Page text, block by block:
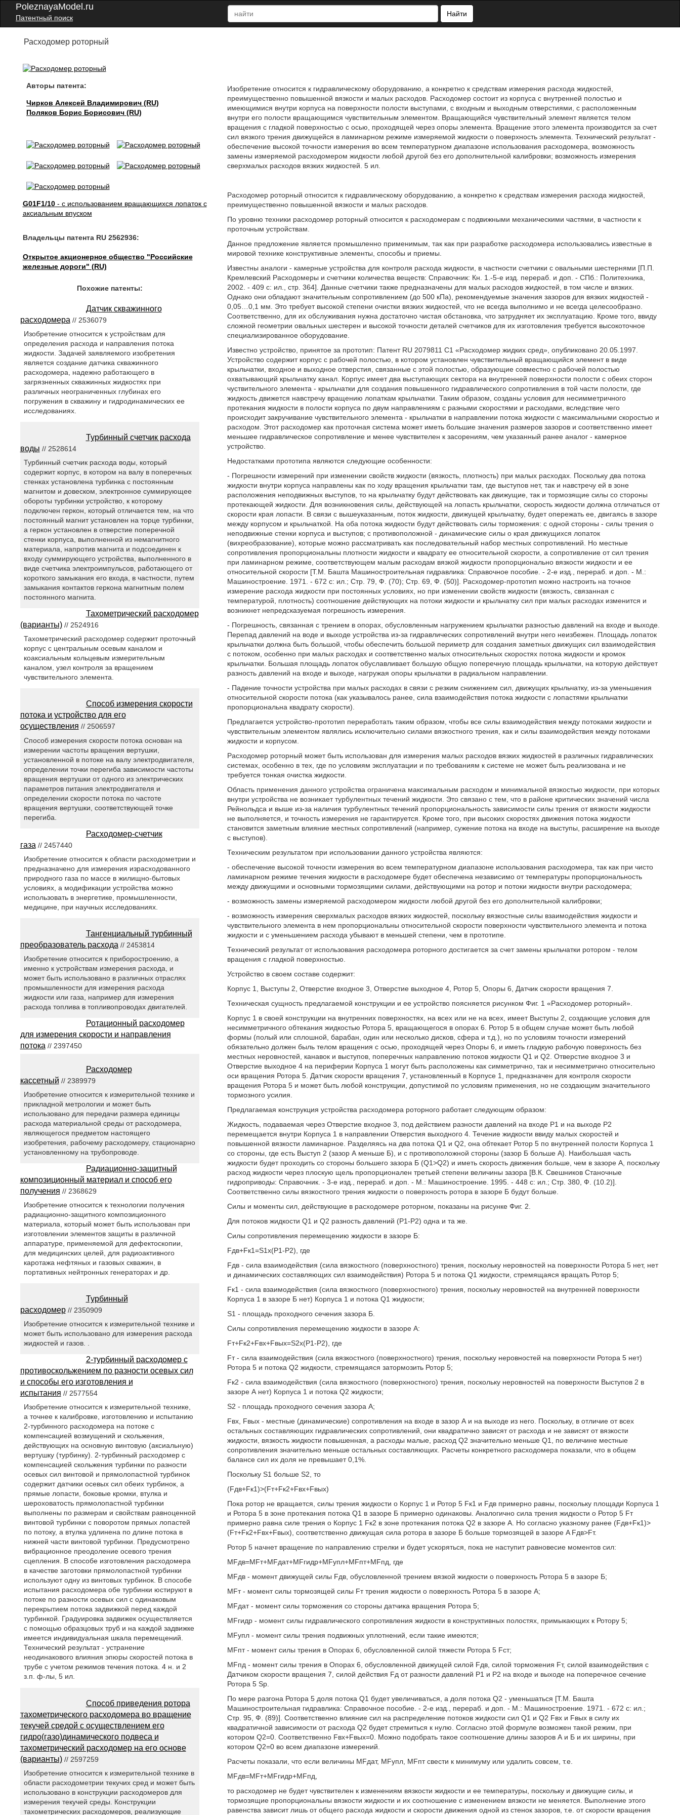
PoleznayaModel.ru
Патентный поиск
Найти
Расходомер роторный
Авторы патента:
Чирков Алексей Владимирович (RU)
Поляков Борис Борисович (RU)
G01F1/10- с использованием вращающихся лопаток с
аксиальным впуском
Владельцы патента RU 2562936:
Открытое акционерное общество "Российские
железные дороги" (RU)
Изобретение относится к гидравлическому оборудованию, а конкретно к средствам измерения расхода жидкостей,
преимущественно повышенной вязкости и малых расходов. Расходомер состоит из корпуса с внутренней полостью и
имеющимися внутри корпуса на поверхности полости выступами, с входным и выходным отверстиями, с расположенным
внутри его полости вращающимся чувствительным элементом. Вращающийся чувствительный элемент является телом
вращения с гладкой поверхностью с осью, проходящей через опоры элемента. Вращение этого элемента производится за счет
сил вязкого трения движущейся в ламинарном режиме измеряемой жидкости о поверхность элемента. Технический результат -
обеспечение высокой точности измерения во всем температурном диапазоне использования расходомера, возможность
замены измеряемой расходомером жидкости любой другой без его дополнительной калибровки; возможность измерения
сверхмалых расходов вязких жидкостей. 5 ил.
Расходомер роторный относится к гидравлическому оборудованию, а конкретно к средствам измерения расхода жидкостей,
преимущественно повышенной вязкости и малых расходов.
По уровню техники расходомер роторный относится к расходомерам с подвижными механическими частями, в частности к
проточным устройствам.
Данное предложение является промышленно применимым, так как при разработке расходомера использовались известные в
мировой технике конструктивные элементы, способы и приемы.
Известны аналоги - камерные устройства для контроля расхода жидкости, в частности счетчики с овальными шестернями [П.П.
Кремлевский Расходомеры и счетчики количества веществ: Справочник: Кн. 1.-5-e изд. перераб. и доп. - СПб.: Политехника,
2002. - 409 с: ил., стр. 364]. Данные счетчики также предназначены для малых расходов жидкостей, в том числе и вязких.
Однако они обладают значительным сопротивлением (до 500 кПа), рекомендуемые значения зазоров для вязких жидкостей -
0,05…0,1 мм. Это требует высокой степени очистки вязких жидкостей, что не всегда выполнимо и не всегда целесообразно.
Соответственно, для их обслуживания нужна достаточно чистая обстановка, что затрудняет их эксплуатацию. Кроме того, ввиду
сложной геометрии овальных шестерен и высокой точности деталей счетчиков для их изготовления требуется высокоточное
специализированное оборудование.
Известно устройство, принятое за прототип: Патент RU 2079811 С1 «Расходомер жидких сред», опубликовано 20.05.1997.
Устройство содержит корпус с рабочей полостью, в котором установлен чувствительный вращающийся элемент в виде
крыльчатки, входное и выходное отверстия, связанные с этой полостью, образующие совместно с рабочей полостью
охватывающий крыльчатку канал. Корпус имеет два выступающих сектора на внутренней поверхности полости с обеих сторон
чуствительного элемента - крыльчатки для создания повышенного гидравлического сопротивления в той части полости, где
жидкость движется навстречу вращению лопаткам крыльчатки. Таким образом, созданы условия для несимметричного
протекания жидкости в полости корпуса по двум направлениям с разными скоростями и расходами, вследствие чего
происходит закручивание чувствительного элемента - крыльчатки в направлении потока жидкости с максимальными скоростью и
расходом. Этот расходомер как проточная система может иметь большие значения размеров зазоров и соответственно имеет
меньшее гидравлическое сопротивление и менее чувствителен к засорениям, чем указанный ранее аналог - камерное
устройство.
Недостатками прототипа являются следующие особенности:
- Погрешности измерений при изменении свойств жидкости (вязкость, плотность) при малых расходах. Поскольку два потока
жидкости внутри корпуса направлены как по ходу вращения крыльчатки там, где выступов нет, так и навстречу ей в зоне
расположения неподвижных выступов, то на крыльчатку будут действовать как движущие, так и тормозящие силы со стороны
протекающей жидкости. Для возникновения силы, действующей на лопасть крыльчатки, скорость жидкости должна отличаться от
скорости края лопасти. В связи с вышеуказанным, поток жидкости, движущей крыльчатку, будет опережать ее, двигаясь в зазоре
между корпусом и крыльчаткой. На оба потока жидкости будут действовать силы торможения: с одной стороны - силы трения о
неподвижные стенки корпуса и выступов; с противоположной - динамические силы о края движущихся лопаток
(вихреобразование), которые можно рассматривать как последовательный набор местных сопротивлений. Но местные
сопротивления пропорциональны плотности жидкости и квадрату ее относительной скорости, а сопротивление от сил трения
при ламинарном режиме, соответствующем малым расходам вязкой жидкости пропорционально вязкости жидкости и ее
относительной скорости [Т.М. Башта Машиностроительная гидравлика: Справочное пособие. - 2-е изд., перераб. и доп. - М.:
Машиностроение. 1971. - 672 с: ил.; Стр. 79, Ф. (70); Стр. 69, Ф. (50)]. Расходомер-прототип можно настроить на точное
измерение расхода жидкости при постоянных условиях, но при изменении свойств жидкости (вязкость, связанная с
температурой, плотность) соотношение действующих на потоки жидкости и крыльчатку сил при малых расходах изменится и
возникнет непредсказуемая погрешность измерения.
- Погрешность, связанная с трением в опорах, обусловленным нагружением крыльчатки разностью давлений на входе и выходе.
Перепад давлений на воде и выходе устройства из-за гидравлических сопротивлений внутри него неизбежен. Площадь лопаток
крыльчатки должна быть большой, чтобы обеспечить большой периметр для создания заметных движущих сил взаимодействия
с потоком, особенно при малых расходах и соответственно малых относительных скоростях потока жидкости и кромок
крыльчатки. Большая площадь лопаток обуславливает большую общую поперечную площадь крыльчатки, на которую действует
разность давлений на входе и выходе, нагружая опоры крыльчатки в радиальном направлении.
- Падение точности устройства при малых расходах в связи с резким снижением сил, движущих крыльчатку, из-за уменьшения
относительной скорости потока (как указывалось ранее, сила взаимодействия потока жидкости с лопастями крыльчатки
пропорциональна квадрату скорости).
Предлагается устройство-прототип переработать таким образом, чтобы все силы взаимодействия между потоками жидкости и
чувствительным элементом являлись исключительно силами вязкостного трения, как и силы взаимодействия между потоками
жидкости и корпусом.
Расходомер роторный может быть использован для измерения малых расходов вязких жидкостей в различных гидравлических
системах, особенно в тех, где по условиям эксплуатации и по требованиям к системе не может быть реализована и не
требуется тонкая очистка жидкости.
Область применения данного устройства ограничена максимальным расходом и минимальной вязкостью жидкости, при которых
внутри устройства не возникает турбулентных течений жидкости. Это связано с тем, что в районе критических значений числа
Рейнольдса и выше из-за наличия турбулентных течений пропорциональность зависимости силы трения от вязкости жидкости
не выполняется, и точность измерения не гарантируется. Кроме того, при высоких скоростях движения потока жидкости
становится заметным влияние местных сопротивлений (например, сужение потока на входе на выступы, расширение на выходе
с выступов).
Техническим результатом при использовании данного устройства являются:
- обеспечение высокой точности измерения во всем температурном диапазоне использования расходомера, так как при чисто
ламинарном режиме течения жидкости в расходомере будет обеспечена независимо от температуры пропорциональность
между движущими и основными тормозящими силами, действующими на ротор и потоки жидкости внутри расходомера;
- возможность замены измеряемой расходомером жидкости любой другой без его дополнительной калибровки;
- возможность измерения сверхмалых расходов вязких жидкостей, поскольку вязкостные силы взаимодействия жидкости и
чувствительного элемента в нем пропорциональны относительной скорости поверхности чувствительного элемента и потока
жидкости и с уменьшением расхода убывают в меньшей степени, чем в прототипе.
Технический результат от использования расходомера роторного достигается за счет замены крыльчатки ротором - телом
вращения с гладкой поверхностью.
Устройство в своем составе содержит:
Корпус 1, Выступы 2, Отверстие входное 3, Отверстие выходное 4, Ротор 5, Опоры 6, Датчик скорости вращения 7.
Техническая сущность предлагаемой конструкции и ее устройство поясняется рисунком Фиг. 1 «Расходомер роторный».
Корпус 1 в своей конструкции на внутренних поверхностях, на всех или не на всех, имеет Выступы 2, создающие условия для
несимметричного обтекания жидкостью Ротора 5, вращающегося в опорах 6. Ротор 5 в общем случае может быть любой
формы (полый или сплошной, барабан, один или несколько дисков, сфера и т.д.), но по условиям точности измерений
обязательно должен быль телом вращения с осью, проходящей через Опоры 6, и иметь гладкую рабочую поверхность без
местных неровностей, канавок и выступов, поперечных направлению потоков жидкости Q1 и Q2. Отверстие входное 3 и
Отверстие выходное 4 на периферии Корпуса 1 могут быть расположены как симметрично, так и несимметрично относительно
оси вращения Ротора 5. Датчик скорости вращения 7, установленный в Корпусе 1, предназначен для контроля скорости
вращения Ротора 5 и может быть любой конструкции, допустимой по условиям применения, но не создающим значительного
тормозного усилия.
Предлагаемая конструкция устройства расходомера роторного работает следующим образом:
Жидкость, подаваемая через Отверстие входное 3, под действием разности давлений на входе Р1 и на выходе Р2
перемещается внутри Корпуса 1 в направлении Отверстия выходного 4. Течение жидкости ввиду малых скоростей и
повышенной вязкости ламинарное. Разделяясь на два потока Q1 и Q2, она обтекает Ротор 5 по внутренней полости Корпуса 1
со стороны, где есть Выступ 2 (зазор А меньше Б), и с противоположной стороны (зазор Б больше А). Наибольшая часть
жидкости будет проходить со стороны большего зазора Б (Q1>Q2) и иметь скорость движения больше, чем в зазоре А, поскольку
расход жидкости через плоскую щель пропорционален третьей степени величины зазора [В.К. Свешников Станочные
гидроприводы: Справочник. - 3-е изд., перераб. и доп. - М.: Машиностроение. 1995. - 448 с: ил.; Стр. 380, Ф. (10.2)].
Соответственно силы вязкостного трения жидкости о поверхность ротора в зазоре Б будут больше.
Силы и моменты сил, действующие в расходомере роторном, показаны на рисунке Фиг. 2.
Для потоков жидкости Q1 и Q2 разность давлений (Р1-Р2) одна и та же.
Силы сопротивления перемещению жидкости в зазоре Б:
Fдв+Fк1=S1x(P1-P2), где
Fдв - сила взаимодействия (сила вязкостного (поверхностного) трения, поскольку неровностей на поверхности Ротора 5 нет, нет
и динамических составляющих сил взаимодействия) Ротора 5 и потока Q1 жидкости, стремящаяся вращать Ротор 5;
Fк1 - сила взаимодействия (сила вязкостного (поверхностного) трения, поскольку неровностей на внутренней поверхности
Корпуса 1 в зазоре Б нет) Корпуса 1 и потока Q1 жидкости;
S1 - площадь проходного сечения зазора Б.
Силы сопротивления перемещению жидкости в зазоре А:
Fт+Fк2+Fвх+Fвых=S2x(P1-P2), где
Fт - сила взаимодействия (сила вязкостного (поверхностного) трения, поскольку неровностей на поверхности Ротора 5 нет)
Ротора 5 и потока Q2 жидкости, стремящаяся затормозить Ротор 5;
Fк2 - сила взаимодействия (сила вязкостного (поверхностного) трения, поскольку неровностей на поверхности Выступов 2 в
зазоре А нет) Корпуса 1 и потока Q2 жидкости;
S2 - площадь проходного сечения зазора А;
Fвх, Fвых - местные (динамические) сопротивления на входе в зазор А и на выходе из него. Поскольку, в отличие от всех
остальных составляющих гидравлических сопротивлений, они квадратично зависят от расхода и не зависят от вязкости
жидкости, вязкость жидкости повышенная, а расходы малые, расход Q2 значительно меньше Q1, по величине местные
сопротивления значительно меньше остальных составляющих. Расчеты конкретного расходомера показали, что в общем
балансе сил их доля не превышает 0,1%.
Поскольку S1 больше S2, то
(Fдв+Fк1)>(Fт+Fк2+Fвх+Fвых)
Пока ротор не вращается, силы трения жидкости о Корпус 1 и Ротор 5 Fк1 и Fдв примерно равны, поскольку площади Корпуса 1
и Ротора 5 в зоне протекания потока Q1 в зазоре Б примерно одинаковы. Аналогично сила трения жидкости о Ротор 5 Fт
примерно равна силе трения о Корпус 1 Fк2 в зоне протекания потока Q2 в зазоре А. Но согласно указному ранее (Fдв+Fк1)>
(Fт+Fк2+Fвх+Fвых), соответственно движущая сила ротора в зазоре Б больше тормозящей в зазоре A Fдв>Fт.
Ротор 5 начнет вращение по направлению стрелки и будет ускоряться, пока не наступит равновесие моментов сил:
MFдв=MFт+MFдат+MFгидр+MFупл+MFпт+MFпд, где
MFдв - момент движущей силы Fдв, обусловленной трением вязкой жидкости о поверхность Ротора 5 в зазоре Б;
MFт - момент силы тормозящей силы Fт трения жидкости о поверхность Ротора 5 в зазоре А;
MFдат - момент силы торможения со стороны датчика вращения Ротора 5;
MFгидр - момент силы гидравлического сопротивления жидкости в конструктивных полостях, примыкающих к Ротору 5;
MFупл - момент силы трения подвижных уплотнений, если такие имеются;
MFпт - момент силы трения в Опорах 6, обусловленной силой тяжести Ротора 5 Fст;
MFпд - момент силы трения в Опорах 6, обусловленной движущей силой Fдв, силой торможения Fт, силой взаимодействия с
Датчиком скорости вращения 7, силой действия Fд от разности давлений Р1 и Р2 на входе и выходе на поперечное сечение
Ротора 5 Sp.
По мере разгона Ротора 5 доля потока Q1 будет увеличиваться, а доля потока Q2 - уменьшаться [Т.М. Башта
Машиностроительная гидравлика: Справочное пособие. - 2-е изд., перераб. и доп. - М.: Машиностроение. 1971. - 672 с: ил.;
Стр. 95, Ф. (89)]. Соответственно влияние сил на распределение потоков жидкости сил Q1 и Q2 Fвх и Fвых в силу их
квадратичной зависимости от расхода Q2 будет стремиться к нулю. Согласно этой формуле возможен такой режим, при
котором Q2=0. Соответственно Fвх+Fвых=0. Можно подобрать такое соотношение длины зазоров А и Б и их ширины, при
котором Q2=0 во всем диапазоне измерений.
Расчеты показали, что если величины MFдат, MFупл, MFпт свести к минимуму или удалить совсем, т.е.
MFдв=MFт+MFгидр+MFпд,
то расходомер не будет чувствителен к изменениям вязкости жидкости и ее температуры, поскольку и движущие силы, и
тормозящие пропорциональны вязкости жидкости и их соотношение с изменением вязкости не меняется. Выполнение этого
равенства зависит лишь от общего расхода жидкости и скорости движения одной из стенок зазоров, т.е. от скорости вращения
Похожие патенты:
Датчик скважинного
расходомера // 2536079
Изобретение относится к устройствам для
определения расхода и направления потока
жидкости. Задачей заявляемого изобретения
является создание датчика скважинного
расходомера, надежно работающего в
загрязненных скважинных жидкостях при
различных неограниченных глубинах его
погружения в скважину и гидродинамических ее
исследованиях.
Турбинный счетчик расхода
воды // 2528614
Турбинный счетчик расхода воды, который
содержит корпус, в котором на валу в поперечных
стенках установлена турбинка с постоянным
магнитом и довеском, электронное суммирующее
обороты турбинки устройство, к которому
подключен геркон, который отличается тем, на что
постоянный магнит установлен на торце турбинки,
а геркон установлен в отверстие поперечной
стенки корпуса, выполненной из немагнитного
материала, напротив магнита и подсоединен к
входу суммирующего устройства, выполненного в
виде счетчика электроимпульсов, работающего от
короткого замыкания его входа, в частности, путем
замыкания контактов геркона магнитным полем
постоянного магнита.
Тахометрический расходомер
(варианты)// 2524916
Тахометрический расходомер содержит проточный
корпус с центральным осевым каналом и
коаксиальным кольцевым измерительным
каналом, узел контроля за вращением
чувствительного элемента.
Способ измерения скорости
потока и устройство для его
осуществления // 2506597
Способ измерения скорости потока основан на
измерении частоты вращения вертушки,
установленной в потоке на валу электродвигателя,
определении точки перегиба зависимости частоты
вращения вертушки от одного из электрических
параметров питания электродвигателя и
определении скорости потока по частоте
вращения вертушки, соответствующей точке
перегиба.
Расходомер-счетчик
газа // 2457440
Изобретение относится к области расходометрии и
предназначено для измерения израсходованного
природного газа по массе в жилищно-бытовых
условиях, а модификации устройства можно
использовать в энергетике, промышленности,
медицине, при научных исследованиях.
Тангенциальный турбинный
преобразователь расхода // 2453814
Изобретение относится к приборостроению, а
именно к устройствам измерения расхода, и
может быть использовано в различных отраслях
промышленности для измерения расхода
жидкости или газа, например для измерения
расхода топлива в топливопроводах двигателей.
Ротационный расходомер
для измерения скорости и направления
потока // 2397450
Расходомер
кассетный // 2389979
Изобретение относится к измерительной технике и
прикладной метрологии и может быть
использовано для передачи размера единицы
расхода материальной среды от расходомера,
являющегося предметом настоящего
изобретения, рабочему расходомеру, стационарно
установленному на трубопроводе.
Радиационно-защитный
композиционный материал и способ его
получения // 2368629
Изобретение относится к технологии получения
радиационно-защитного композиционного
материала, который может быть использован при
изготовлении элементов защиты в различной
аппаратуре, применяемой для дефектоскопии,
для медицинских целей, для радиоактивного
каротажа нефтяных и газовых скважин, в
портативных нейтронных генераторах и др.
Турбинный
расходомер// 2350909
Изобретение относится к измерительной технике и
может быть использовано для измерения расхода
жидкостей и газов. .
2-турбинный расходомер с
противоскольжением по разности осевых сил
и способы его изготовления и
испытания // 2577554
Изобретение относится к измерительной технике,
а точнее к калибровке, изготовлению и испытанию
2-турбинного расходомера на потоке с
компенсацией возмущений и скольжения,
действующих на основную винтовую (аксиальную)
вертушку (турбинку). 2-турбинный расходомер с
компенсацией скольжения турбинки по разности
осевых сил винтовой и прямолопастной турбинок
содержит датчики осевых сил обеих турбинок, а
прямые лопасти, боковые кромки, втулка и
шероховатость прямолопастной турбинки
выполнены по размерам и свойствам равноценной
винтовой турбинки с поворотом прямых лопастей
по потоку, а втулка удлинена по длине потока в
нижней части винтовой турбинки. Предусмотрено
вибрационное преодоление осевого трения
сцепления. В способе изготовления расходомера
в качестве заготовки прямолопастной турбинки
используют одну из винтовых турбинок. В способе
испытания расходомера обе турбинки юстируют в
потоке по разности осевых сил с одинаковым
перекрытием потока задвижкой перед каждой
турбинкой. Градуировка задвижек осуществляется
с помощью образцовых труб и на каждой задвижке
имеется индивидуальная шкала перемещений.
Технический результат - устранение
неодинакового влияния эпюры скоростей потока в
трубе с учетом режимов течения потока. 4 н. и 2
з.п. ф-лы, 5 ил.
Способ приведения ротора
тахометрического расходомера во вращение
текучей средой с осуществлением его
гидро(газо)динамического подвеса и
тахометрический расходомер на его основе
(варианты)// 2597259
Изобретение относится к измерительной технике в
области расходометрии текучих сред и может быть
использовано в конструкции расходомеров для
измерения текучей среды. Конструкции
тахометрических расходомеров, реализующие